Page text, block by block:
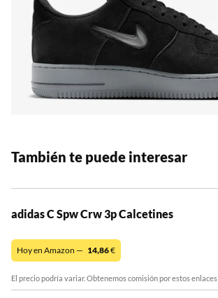
También te puede interesar
adidas C Spw Crw 3p Calcetines
Hoy en Amazon — 14,86€
El precio podría variar. Obtenemos comisión por estos enlaces